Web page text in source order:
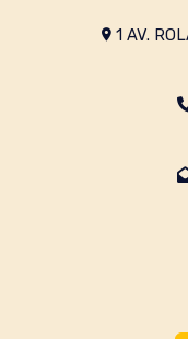
1 AV.